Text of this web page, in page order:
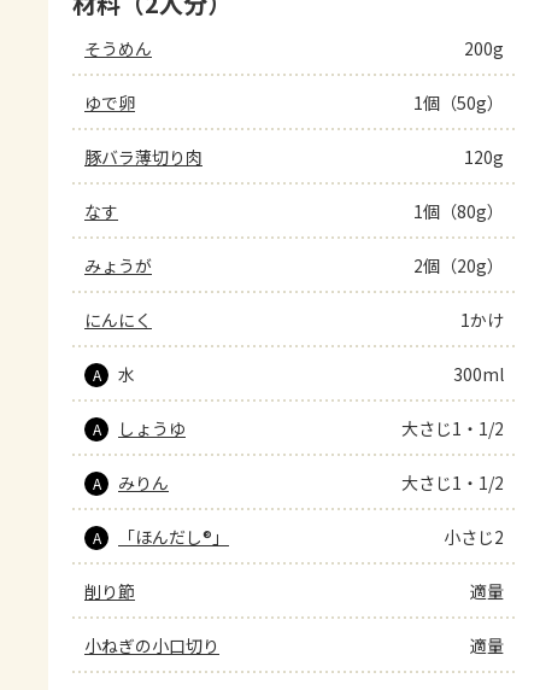
そうめん 200g
ゆで卵 1個（50g）
豚バラ薄切り肉 120g
なす 1個（80g）
みょうが 2個（20g）
にんにく 1かけ
A 水 300ml
A しょうゆ 大さじ1・1/2
A みりん 大さじ1・1/2
A 「ほんだし®」 小さじ2
削り節 適量
小ねぎの小口切り 適量